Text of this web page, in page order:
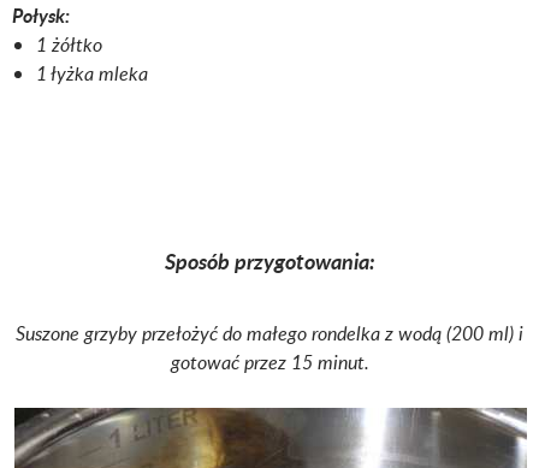
Połysk:
1 żółtko
1 łyżka mleka
Sposób przygotowania:
Suszone grzyby przełożyć do małego rondelka z wodą (200 ml) i
gotować przez 15 minut.